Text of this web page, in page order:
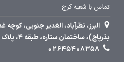
تماس با شعبه کرج
بذرپاچ)، ساختمان ستاره، طبقه 4، پلاک 6
02645408358